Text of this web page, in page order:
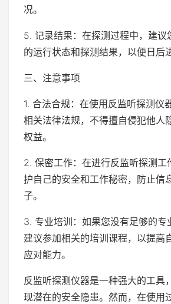
况。
5. 记录结果：在探测过程中，建议
的运行状态和探测结果，以便日后
三、注意事项
1. 合法合规：在使用反监听探测仪
相关法律法规，不得擅自侵犯他人
权益。
2. 保密工作：在进行反监听探测工
护自己的安全和工作秘密，防止信
子。
3. 专业培训：如果您没有足够的专
建议参加相关的培训课程，以提高
应对能力。
反监听探测仪器是一种强大的工具
现潜在的安全隐患。然而，在使用